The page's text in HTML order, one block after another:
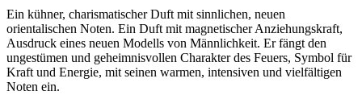
Ein kühner, charismatischer Duft mit sinnlichen, neuen
orientalischen Noten. Ein Duft mit magnetischer Anziehungskraft,
Ausdruck eines neuen Modells von Männlichkeit. Er fängt den
ungestümen und geheimnisvollen Charakter des Feuers, Symbol für
Kraft und Energie, mit seinen warmen, intensiven und vielfältigen
Noten ein.